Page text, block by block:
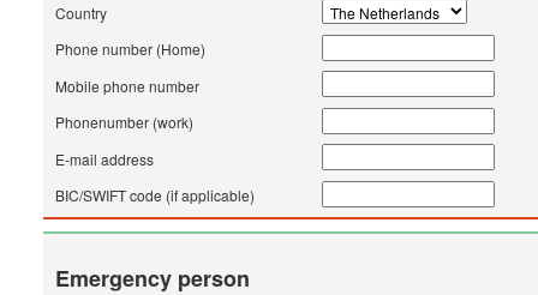
Country
Phone number (Home)
Mobile phone number
Phonenumber (work)
E-mail address
BIC/SWIFT code (if applicable)
Emergency person